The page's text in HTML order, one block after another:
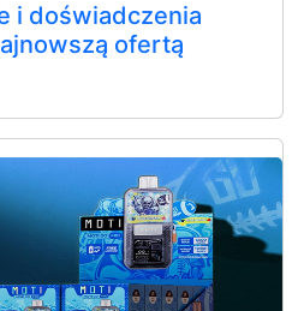
i doświadczenia
ofertą